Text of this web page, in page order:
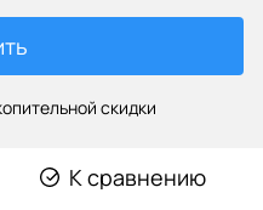
скидки
К сравнению